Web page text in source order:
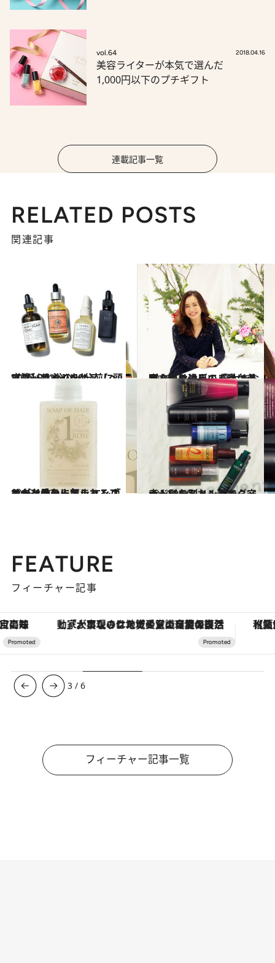
vol.64 2018.04.16
美容ライターが本気で選んだ
1,000円以下のプチギフト
連載記事一覧
RELATED POSTS
関連記事
2015.12.22
“ながら”オイルケア【ヘア篇】 入浴の30分前に頭皮マッサージを！
ビューティ＆ヘルス 2016.12.4
がんばり過ぎてる私に必要なのはコレ！ 優木まおみさんも注目の「土台美容」とは
ビューティ＆ヘルス
2015.10.2
サロン発の人気シャンプーがリニューアル エレガントな香りに包まれるバスタイムを
ビューティ＆ヘルス 2014.9.10
大人髪をストレスから守るトリートメントでダメージにお別れ！
ビューティ＆ヘルス
FEATURE
フィーチャー記事
「大事なのは地域の意識を変えること」。ロレックス賞受賞の自然保護活動家が実現させたナイジェリアの自然環境の復活 【夏限定ディナーコース】旬を
3 /6
フィーチャー記事一覧